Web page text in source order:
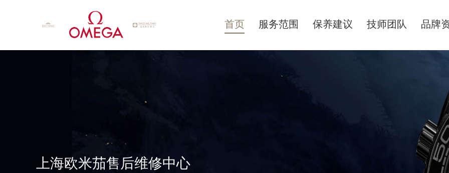
首页 服务范围 保养建议 技师团队 品牌
上海欧米茄售后维修中心